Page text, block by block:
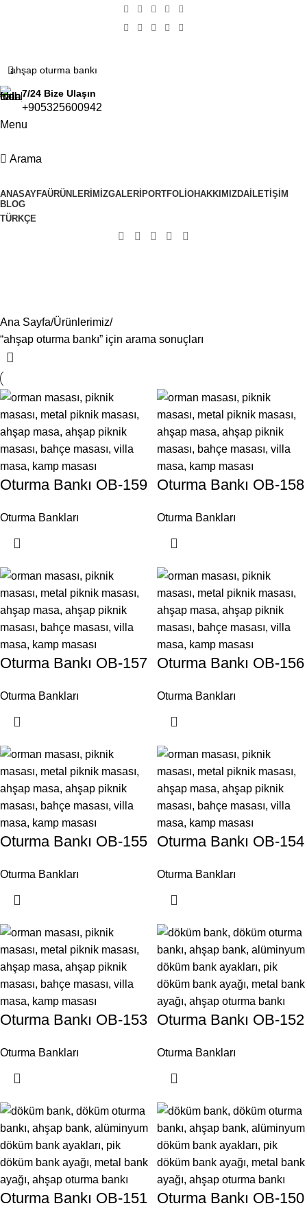
7/24 Bize Ulaşın
+905325600942
Menu
Arama
ANASAYFAÜRÜNLERIMIZGALERI PORTFOLIOHAKKIMIZDA İLETIŞIM
BLOG
TÜRKÇE
Ana Sayfa Ürünlerimiz
“ahşap oturma bankı” için arama sonuçları
Oturma Bankı OB-159
Oturma Bankları
Oturma Bankı OB-158
Oturma Bankları
Oturma Bankı OB-157
Oturma Bankları
Oturma Bankı OB-156
Oturma Bankları
Oturma Bankı OB-155
Oturma Bankları
Oturma Bankı OB-154
Oturma Bankları
Oturma Bankı OB-153
Oturma Bankları
Oturma Bankı OB-152
Oturma Bankları
Oturma Bankı OB-151 Oturma Bankı OB-150